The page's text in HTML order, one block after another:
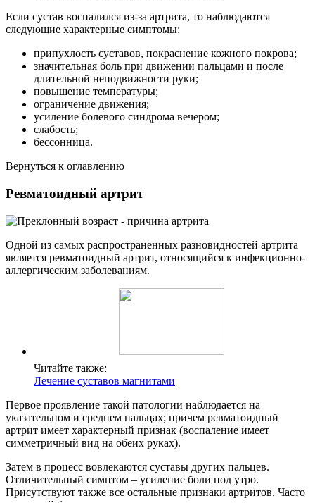
Если сустав воспалился из-за артрита, то наблюдаются
следующие характерные симптомы:
припухлость суставов, покраснение кожного покрова;
значительная боль при движении пальцами и после
длительной неподвижности руки;
повышение температуры;
ограничение движения;
усиление болевого синдрома вечером;
слабость;
бессонница.
Вернуться к оглавлению
Ревматоидный артрит
Одной из самых распространенных разновидностей артрита
является ревматоидный артрит, относящийся к инфекционно-
аллергическим заболеваниям.
Читайте также:
Лечение суставов магнитами
Первое проявление такой патологии наблюдается на
указательном и среднем пальцах; причем ревматоидный
артрит имеет характерный признак (воспаление имеет
симметричный вид на обеих руках).
Затем в процесс вовлекаются суставы других пальцев.
Отличительный симптом – усиление боли под утро.
Присутствуют также все остальные признаки артритов. Часто